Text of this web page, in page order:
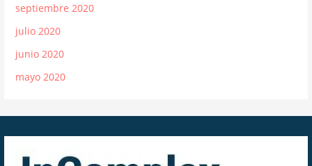
septiembre 2020
julio 2020
junio 2020
mayo 2020